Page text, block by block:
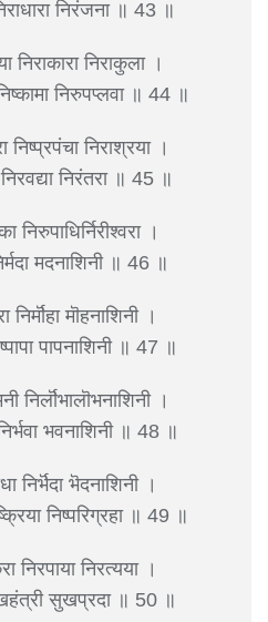
निरंजना ॥ 43 ॥
निराकारा निराकुला ।
निरुपप्लवा ॥ 44 ॥
निष्प्रपंचा निराश्रया ।
निरवद्या निरंतरा ॥ 45 ॥
निरुपाधिर्निरीश्वरा ।
मदनाशिनी ॥ 46 ॥
निर्मॊहा मॊहनाशिनी ।
पापनाशिनी ॥ 47 ॥
निर्लॊभालॊभनाशिनी ।
भवनाशिनी ॥ 48 ॥
निर्भॆदा भॆदनाशिनी ।
निष्परिग्रहा ॥ 49 ॥
निरपाया निरत्यया ।
सुखप्रदा ॥ 50 ॥